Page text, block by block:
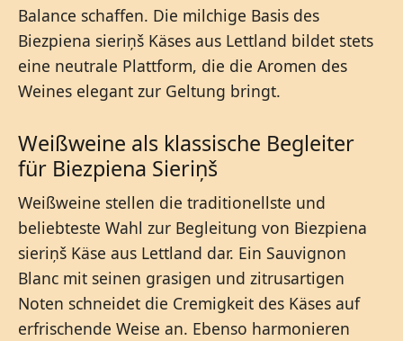
Balance schaffen. Die milchige Basis des
Biezpiena sieriņš Käses aus Lettland bildet stets
eine neutrale Plattform, die die Aromen des
Weines elegant zur Geltung bringt.
Weißweine als klassische Begleiter
für Biezpiena Sieriņš
Weißweine stellen die traditionellste und
beliebteste Wahl zur Begleitung von Biezpiena
sieriņš Käse aus Lettland dar. Ein Sauvignon
Blanc mit seinen grasigen und zitrusartigen
Noten schneidet die Cremigkeit des Käses auf
erfrischende Weise an. Ebenso harmonieren